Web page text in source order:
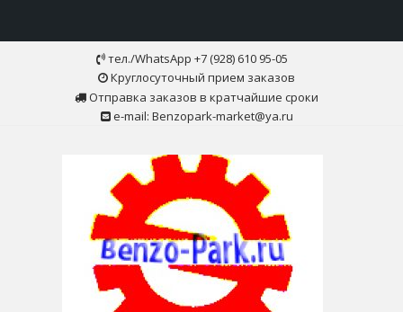
тел./WhatsApp +7 (928) 610 95-05
Круглосуточный прием заказов
Отправка заказов в кратчайшие сроки
e-mail: Benzopark-market@ya.ru